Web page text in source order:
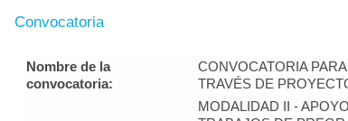
Convocatoria
Nombre de la
convocatoria:
CONVOCATORIA
TRAVÉS DE
MODALIDAD II -